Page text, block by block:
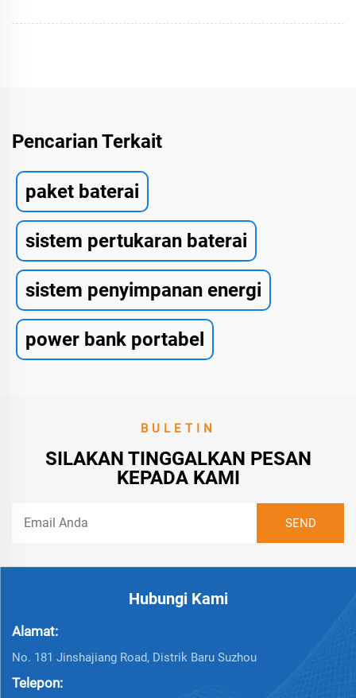
Pencarian Terkait
paket baterai
sistem pertukaran baterai
sistem penyimpanan energi
power bank portabel
BULETIN
SILAKAN TINGGALKAN PESAN
KEPADA KAMI
Hubungi Kami
Alamat:
No. 181 Jinshajiang Road, Distrik Baru Suzhou
Telepon: